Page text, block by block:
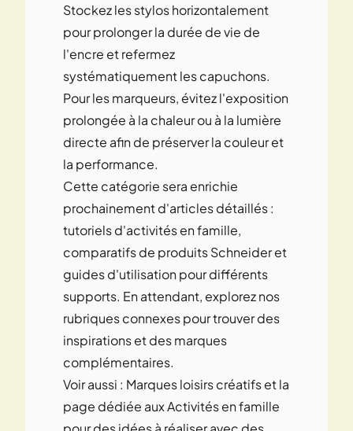
Stockez les stylos horizontalement
pour prolonger la durée de vie de
l'encre et refermez
systématiquement les capuchons.
Pour les marqueurs, évitez l'exposition
prolongée à la chaleur ou à la lumière
directe afin de préserver la couleur et
la performance.
Cette catégorie sera enrichie
prochainement d'articles détaillés :
tutoriels d'activités en famille,
comparatifs de produits Schneider et
guides d'utilisation pour différents
supports. En attendant, explorez nos
rubriques connexes pour trouver des
inspirations et des marques
complémentaires.
Voir aussi : Marques loisirs créatifset la
page dédiée auxActivités en famille